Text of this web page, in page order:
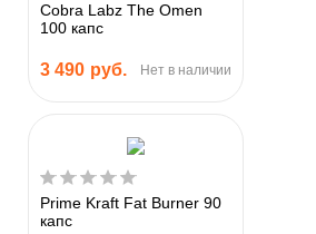
Cobra Labz The Omen
100 капс
3 490 руб. Нет в наличии
Prime Kraft Fat Burner 90
капс